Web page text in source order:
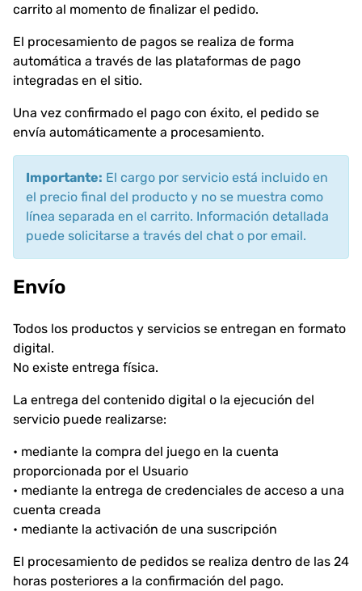
carrito al momento de finalizar el pedido.
El procesamiento de pagos se realiza de forma
automática a través de las plataformas de pago
integradas en el sitio.
Una vez confirmado el pago con éxito, el pedido se
envía automáticamente a procesamiento.
Importante: El cargo por servicio está incluido en
el precio final del producto y no se muestra como
línea separada en el carrito. Información detallada
puede solicitarse a través del chat o por email.
Envío
Todos los productos y servicios se entregan en formato
digital.
No existe entrega física.
La entrega del contenido digital o la ejecución del
servicio puede realizarse:
• mediante la compra del juego en la cuenta
proporcionada por el Usuario
• mediante la entrega de credenciales de acceso a una
cuenta creada
• mediante la activación de una suscripción
El procesamiento de pedidos se realiza dentro de las 24
horas posteriores a la confirmación del pago.